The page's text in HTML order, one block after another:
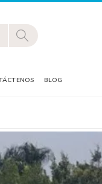
BLOG